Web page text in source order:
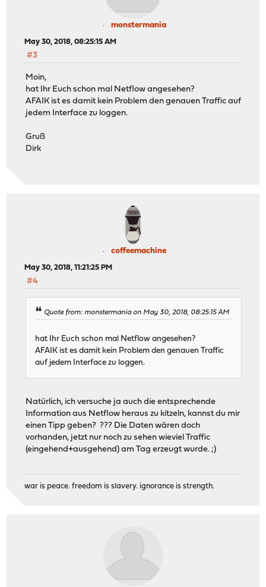
monstermania
May 30, 2018, 08:25:15 AM
#3
Moin,
hat Ihr Euch schon mal Netflow angesehen?
AFAIK ist es damit kein Problem den genauen Traffic auf
jedem Interface zu loggen.
Gruß
Dirk
coffeemachine
May 30, 2018, 11:21:25 PM
#4
Quote from: monstermania on May 30, 2018, 08:25:15 AM
hat Ihr Euch schon mal Netflow angesehen?
AFAIK ist es damit kein Problem den genauen Traffic
auf jedem Interface zu loggen.
Natürlich, ich versuche ja auch die entsprechende
Information aus Netflow heraus zu kitzeln, kannst du mir
einen Tipp geben? ??? Die Daten wären doch
vorhanden, jetzt nur noch zu sehen wieviel Traffic
(eingehend+ausgehend) am Tag erzeugt wurde. ;)
war is peace. freedom is slavery. ignorance is strength.